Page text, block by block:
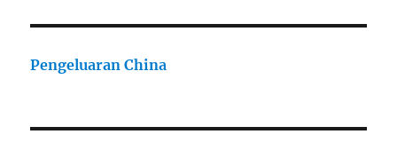
Pengeluaran China